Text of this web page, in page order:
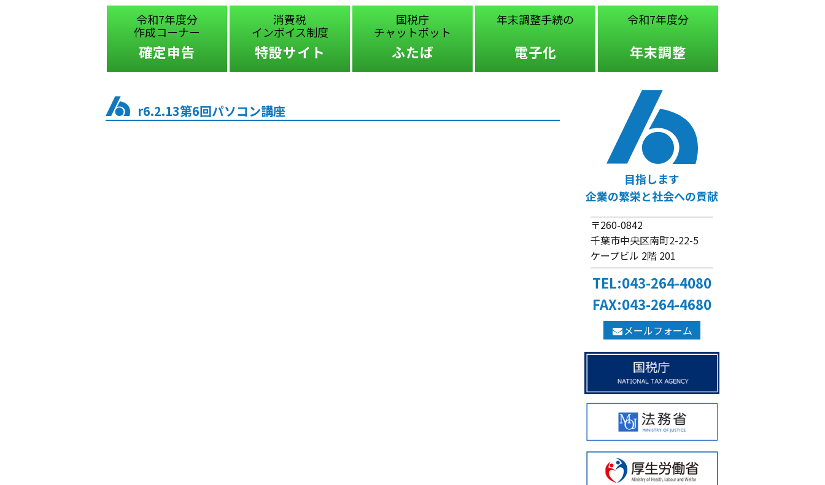
令和7年度分
作成コーナー
確定申告
消費税
インボイス制度
特設サイト
国税庁
チャットボット
ふたば
年末調整手続の
電子化
令和7年度分
年末調整
r6.2.13第6回パソコン講座
目指します
企業の繁栄と社会への貢献
〒260-0842
千葉市中央区南町2-22-5
ケープビル 2階 201
TEL:043-264-4080
FAX:043-264-4680
メールフォーム